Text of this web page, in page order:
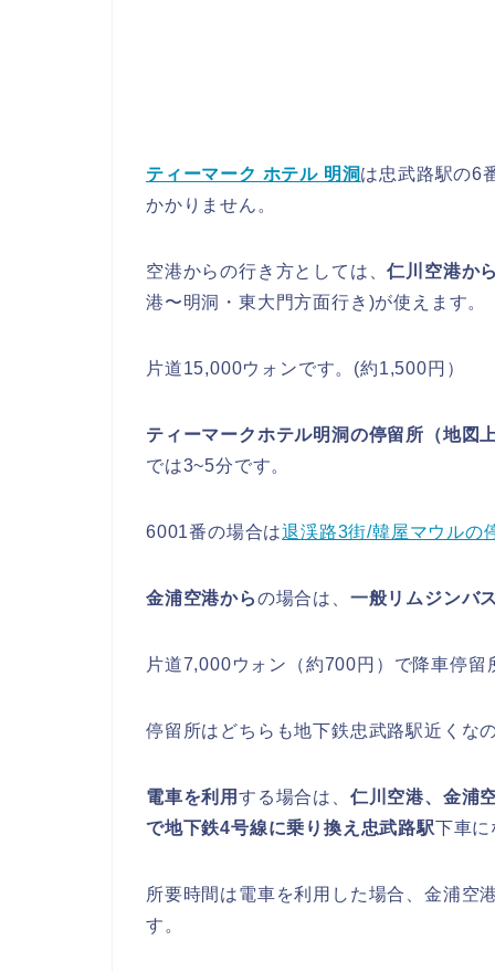
ティーマーク ホテル 明洞は忠武路駅の6
かかりません。
空港からの行き方としては、仁川空港か
港〜明洞・東大門方面行き)が使えます。
片道15,000ウォンです。(約1,500円）
ティーマークホテル明洞の停留所（地図
では3~5分です。
6001番の場合は退渓路3街/韓屋マウルの
金浦空港からの場合は、 一般リムジンバ
片道7,000ウォン（約700円）で降車停
停留所はどちらも地下鉄忠武路駅近くな
電車を利用 する場合は、 仁川空港、金浦
で地下鉄4号線に乗り換え忠武路駅 下車
所要時間は電車を利用した場合、金浦空
す。